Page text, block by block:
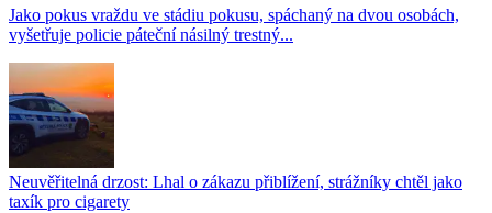
Jako pokus vraždu ve stádiu pokusu, spáchaný na dvou osobách,
vyšetřuje policie páteční násilný trestný...
Neuvěřitelná drzost: Lhal o zákazu přiblížení, strážníky chtěl jako
taxík pro cigarety